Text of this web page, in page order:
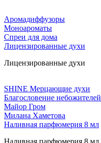
Аромадиффузоры
Моноароматы
Спреи для дома
Лицензированные духи
Лицензированные духи
SHINE Мерцающие духи
Благословение небожителей
Майор Гром
Милана Хаметова
Наливная парфюмерия 8 мл
Наливная парфюмерия 8 мл